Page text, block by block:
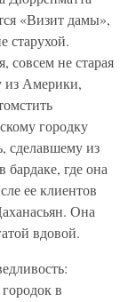
«Визит дамы»,
старухой.
совсем не старая
из Америки,
городку
сделавшему из
где она
ее клиентов
Она
вдовой.
в